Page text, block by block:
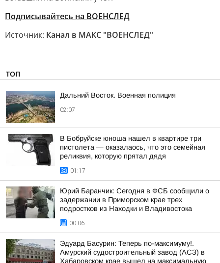
Подписывайтесь на ВОЕНСЛЕД
Источник: Канал в МАКС "ВОЕНСЛЕД"
ТОП
Дальний Восток. Военная полиция
02:07
В Бобруйске юноша нашел в квартире три
пистолета — оказалаось, что это семейная
реликвия, которую прятал дядя
01:17
Юрий Баранчик: Сегодня в ФСБ сообщили о
задержании в Приморском крае трех
подростков из Находки и Владивостока
00:06
Эдуард Басурин: Теперь по-максимуму!.
Амурский судостроительный завод (АСЗ) в
Хабаровском крае вышел на максимальную